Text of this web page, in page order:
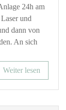
24h am
und
dann von
An sich
Weiter lesen